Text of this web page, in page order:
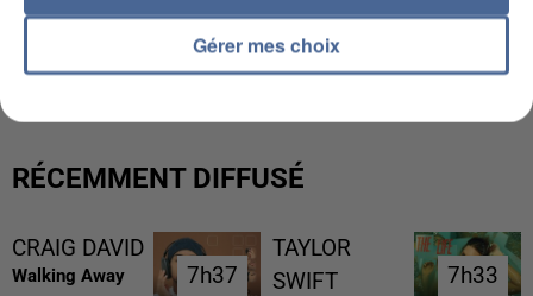
L’UN DES FONDATEURS SUPPOSÉS DE LA DZ
MAFIA INTERPELLÉ EN ALGÉRIE
RÉCEMMENT DIFFUSÉ
CRAIG DAVID
Walking Away 7h37
7h37
TAYLOR
SWIFT
7h33
7h33
Gérer mes choix